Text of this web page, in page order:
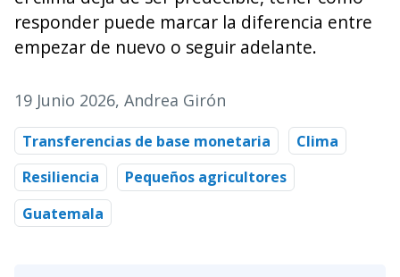
responder puede marcar la diferencia entre
empezar de nuevo o seguir adelante.
19 Junio 2026, Andrea Girón
Transferencias de base monetaria
Clima
Resiliencia
Pequeños agricultores
Guatemala